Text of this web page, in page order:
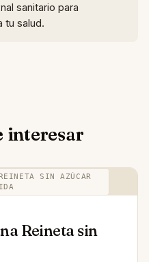
sanitario para
tu salud.
interesar
SIN AZÚCAR
Reineta sin